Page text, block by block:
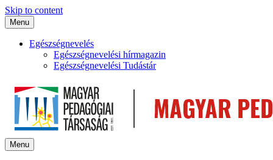
Skip to content
Menu
Egészségnevelés
Egészségnevelési hírmagazin
Egészségnevelési Tudástár
Menu